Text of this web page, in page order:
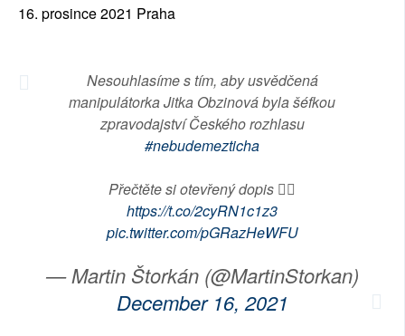
SOCIÁLNÍ SÍTĚ
PLNÁ VERZE STRÁNEK
16. prosince 2021 Praha
Nesouhlasíme s tím, aby usvědčená
manipulátorka Jitka Obzinová byla šéfkou
zpravodajství Českého rozhlasu
#nebudemezticha
Přečtěte si otevřený dopis 👉🏼
https://t.co/2cyRN1c1z3
pic.twitter.com/pGRazHeWFU
— Martin Štorkán (@MartinStorkan)
December 16, 2021